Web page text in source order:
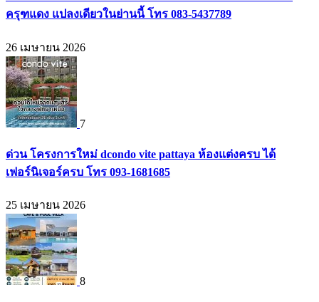
ครุฑแดง แปลงเดียวในย่านนี้ โทร 083-5437789
26 เมษายน 2026
7
ด่วน โครงการใหม่ dcondo vite pattaya ห้องแต่งครบ ได้
เฟอร์นิเจอร์ครบ โทร 093-1681685
25 เมษายน 2026
8